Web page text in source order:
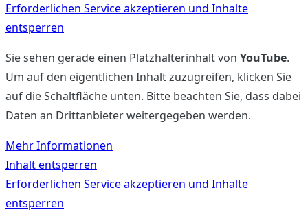
Erforderlichen Service akzeptieren und Inhalte
entsperren
Sie sehen gerade einen Platzhalterinhalt von YouTube.
Um auf den eigentlichen Inhalt zuzugreifen, klicken Sie
auf die Schaltfläche unten. Bitte beachten Sie, dass dabei
Daten an Drittanbieter weitergegeben werden.
Mehr Informationen
Inhalt entsperren
Erforderlichen Service akzeptieren und Inhalte
entsperren